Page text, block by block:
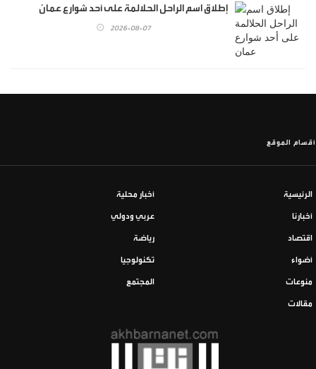
إطلاق اسم الراحل الحلالمة على أحد شوارع عمان
2026-08-07
أقسام الموقع
الرئيسية أخبار محلية
أخبارنا عربي ودولي
اقتصاد رياضة
أضواء تكنولوجيا
منوعات المجتمع
مقالات